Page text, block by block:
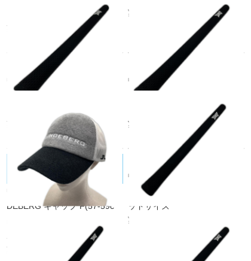
ッシュ 軽量 [1111A260]
¥12,100
¥1,100
中古 グリップ ブラック PXG
¥1,100 税込
中古 グリップ ブラック PXG
¥1,100
J.LINDEBERG/ジェイ・リンドバー
中古 ジェイリンドバーグ J.LIN
DEBERG キャップ F(57-59c
¥3,300
中古 グリップ ブラック PXG
トゥルーテンパー アイコン ミ
ッドサイズ
¥1,100